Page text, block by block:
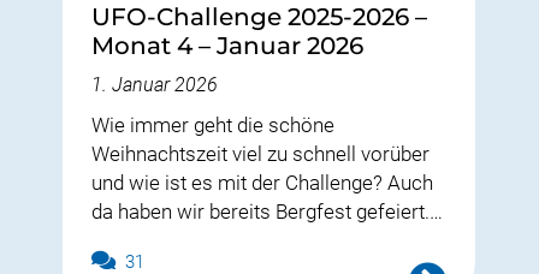
UFO-Challenge 2025-2026 –
Monat 4 – Januar 2026
1. Januar 2026
Wie immer geht die schöne
Weihnachtszeit viel zu schnell vorüber
und wie ist es mit der Challenge? Auch
da haben wir bereits Bergfest gefeiert.…
31